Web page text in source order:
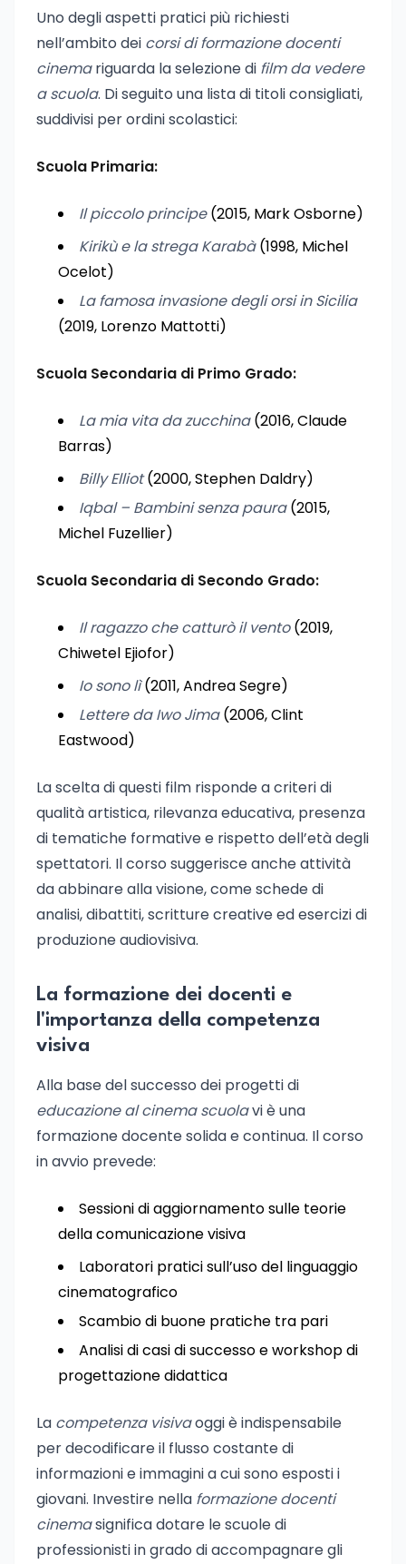
Uno degli aspetti pratici più richiesti
nell’ambito dei corsi di formazione docenti
cinemariguarda la selezione di film da vedere
a scuola. Di seguito una lista di titoli consigliati,
suddivisi per ordini scolastici:
Scuola Primaria:
Il piccolo principe(2015, Mark Osborne)
Kirikù e la strega Karabà(1998, Michel
Ocelot)
La famosa invasione degli orsi in Sicilia
(2019, Lorenzo Mattotti)
Scuola Secondaria di Primo Grado:
La mia vita da zucchina(2016, Claude
Barras)
Billy Elliot(2000, Stephen Daldry)
Iqbal – Bambini senza paura(2015,
Michel Fuzellier)
Scuola Secondaria di Secondo Grado:
Il ragazzo che catturò il vento(2019,
Chiwetel Ejiofor)
Io sono lì(2011, Andrea Segre)
Lettere da Iwo Jima(2006, Clint
Eastwood)
La scelta di questi film risponde a criteri di
qualità artistica, rilevanza educativa, presenza
di tematiche formative e rispetto dell’età degli
spettatori. Il corso suggerisce anche attività
da abbinare alla visione, come schede di
analisi, dibattiti, scritture creative ed esercizi di
produzione audiovisiva.
La formazione dei docenti e
l'importanza della competenza
visiva
Alla base del successo dei progetti di
educazione al cinema scuolavi è una
formazione docente solida e continua. Il corso
in avvio prevede:
Sessioni di aggiornamento sulle teorie
della comunicazione visiva
Laboratori pratici sull’uso del linguaggio
cinematografico
Scambio di buone pratiche tra pari
Analisi di casi di successo e workshop di
progettazione didattica
La competenza visivaoggi è indispensabile
per decodificare il flusso costante di
informazioni e immagini a cui sono esposti i
giovani. Investire nella formazione docenti
cinemasignifica dotare le scuole di
professionisti in grado di accompagnare gli